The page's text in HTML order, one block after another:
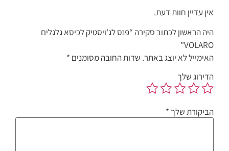
אין עדיין חוות דעת.
היה הראשון לכתוב סקירה “פנס לג'ויסטיק לכיסא גלגלים
VOLARO”
האימייל לא יוצג באתר. שדות החובה מסומנים *
הדירוג שלך
הביקורת שלך *